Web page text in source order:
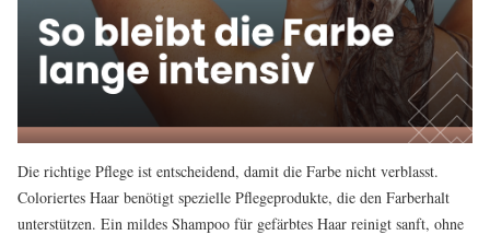
Die richtige Pflege ist entscheidend, damit die Farbe nicht verblasst.
Coloriertes Haar benötigt spezielle Pflegeprodukte, die den Farberhalt
unterstützen. Ein mildes Shampoo für gefärbtes Haar reinigt sanft, ohne